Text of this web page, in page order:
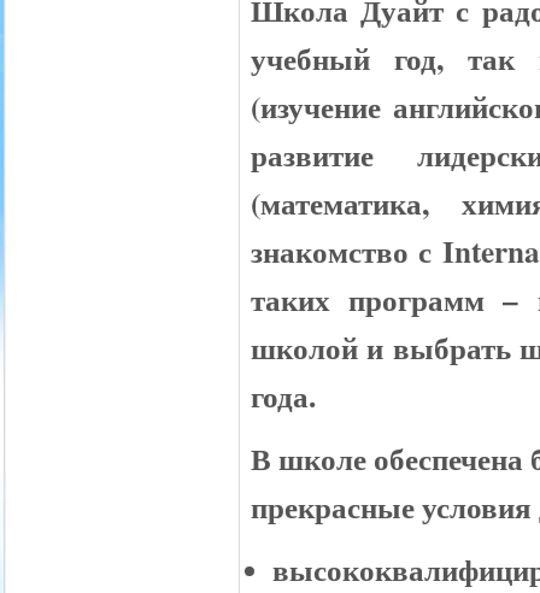
Школа Дуайт с
учебный год, так
(изучение
развитие
(математика,
знакомство с
таких программ –
школой и выбрать
года.
В школе обеспечена
прекрасные